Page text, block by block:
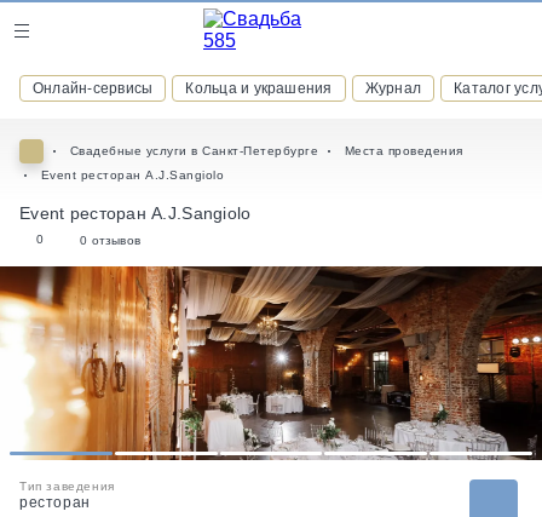
Онлайн-сервисы Кольца и украшения Журнал Каталог
присоединяйтесь к закрытому сообществу и получайте
скидки и бонусы за участие
РЕГИСТРАЦИЯ
Свадебные услуги в Санкт-Петербурге
Места проведения
Event ресторан A.J.Sangiolo
Event ресторан A.J.Sangiolo
0 0 отзывов
1 2 3 4 5
Тип заведения
ресторан